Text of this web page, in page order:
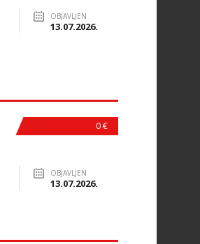
OBJAVLJEN
13.07.2026.
0 €
OBJAVLJEN
13.07.2026.